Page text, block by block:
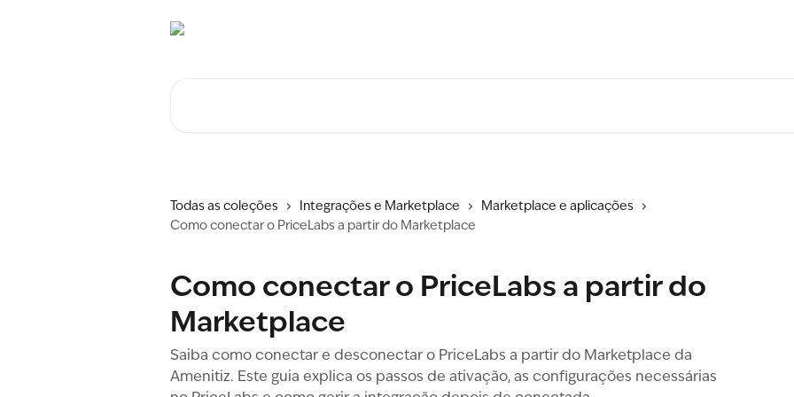
Todas as coleções Integrações e Marketplace
Marketplace e aplicações
Como conectar o PriceLabs a partir do Marketplace
Como conectar o PriceLabs a partir do
Marketplace
Saiba como conectar e desconectar o PriceLabs a partir do Marketplace da
Amenitiz. Este guia explica os passos de ativação, as configurações necessárias